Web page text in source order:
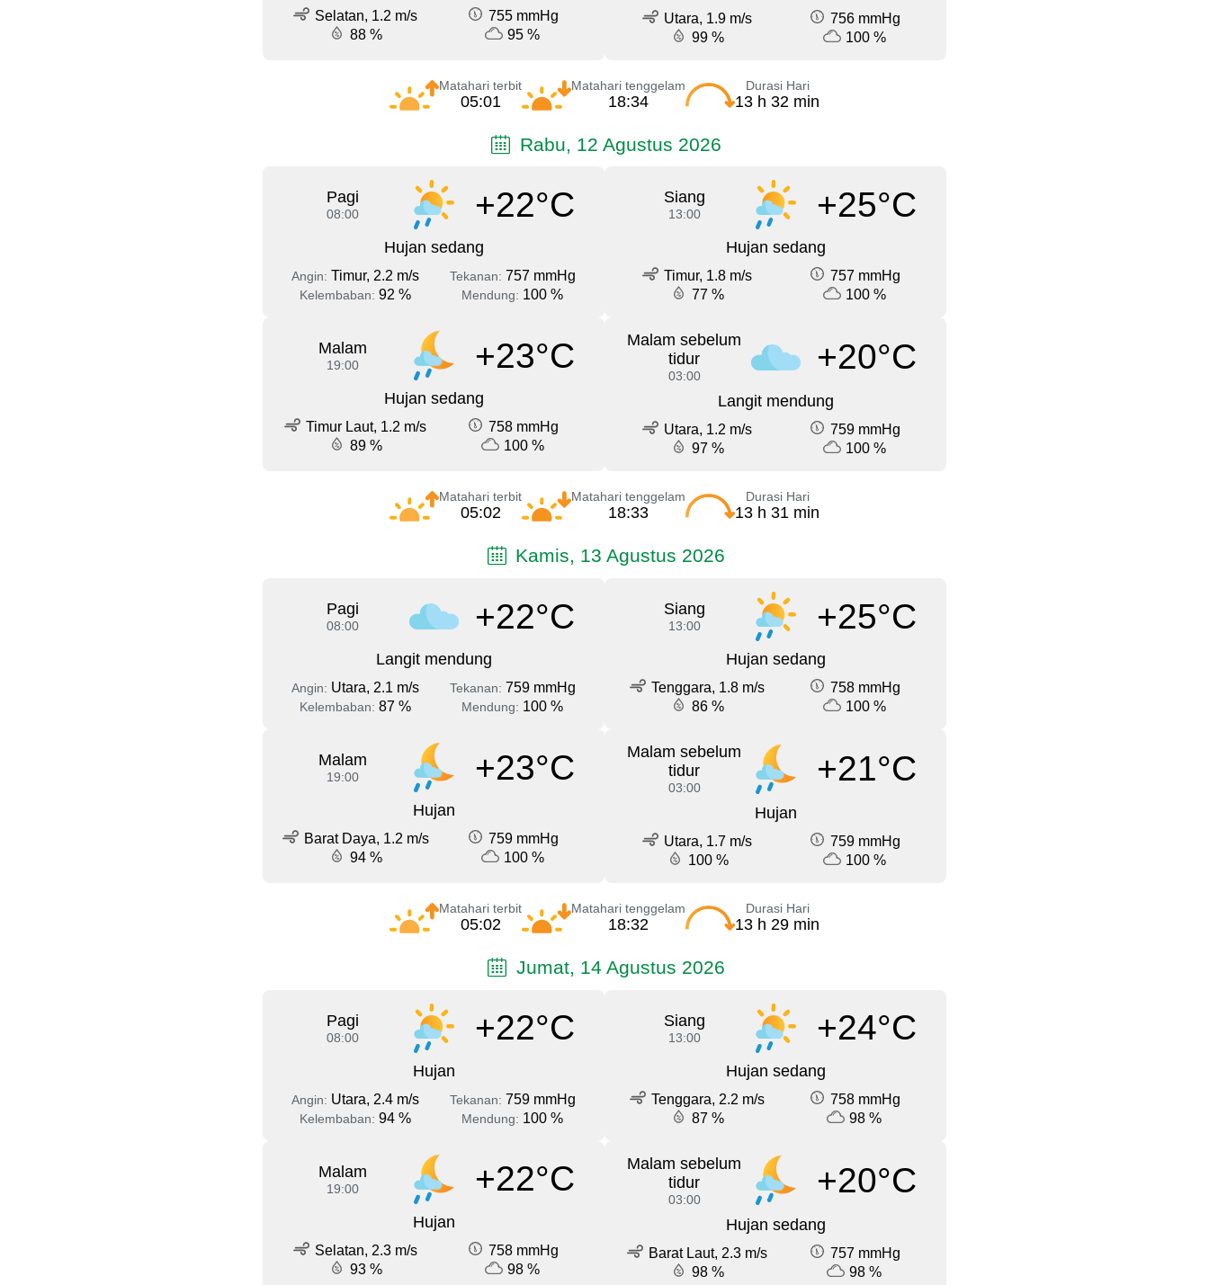
Selatan, 1.2 m/s
755 mmHg
88 %
95 %
Utara, 1.9 m/s
756 mmHg
99 %
100 %
Matahari terbit
05:01
Matahari tenggelam
18:34
Durasi Hari
13 h 32 min
Rabu, 12 Agustus 2026
Pagi
08:00 +22°C
Hujan sedang
Angin: Timur, 2.2 m/s Tekanan: 757 mmHg
Kelembaban: 92 % Mendung: 100 %
Siang
13:00 +25°C
Hujan sedang
Timur, 1.8 m/s
757 mmHg
77 %
100 %
Malam
19:00 +23°C
Hujan sedang
Timur Laut, 1.2 m/s
758 mmHg
89 %
100 %
Malam sebelum
tidur
03:00 +20°C
Langit mendung
Utara, 1.2 m/s
759 mmHg
97 %
100 %
Matahari terbit
05:02
Matahari tenggelam
18:33
Durasi Hari
13 h 31 min
Kamis, 13 Agustus 2026
Pagi
08:00 +22°C
Langit mendung
Angin: Utara, 2.1 m/s Tekanan: 759 mmHg
Kelembaban: 87 % Mendung: 100 %
Siang
13:00 +25°C
Hujan sedang
Tenggara, 1.8 m/s
758 mmHg
86 %
100 %
Malam
19:00 +23°C
Hujan
Barat Daya, 1.2 m/s
759 mmHg
94 %
100 %
Malam sebelum
tidur
03:00 +21°C
Hujan
Utara, 1.7 m/s
759 mmHg
100 %
100 %
Matahari terbit
05:02
Matahari tenggelam
18:32
Durasi Hari
13 h 29 min
Jumat, 14 Agustus 2026
Pagi
08:00 +22°C
Hujan
Angin: Utara, 2.4 m/s Tekanan: 759 mmHg
Kelembaban: 94 % Mendung: 100 %
Siang
13:00 +24°C
Hujan sedang
Tenggara, 2.2 m/s
758 mmHg
87 %
98 %
Malam
19:00 +22°C
Hujan
Selatan, 2.3 m/s
758 mmHg
93 %
98 %
Malam sebelum
tidur
03:00 +20°C
Hujan sedang
Barat Laut, 2.3 m/s
757 mmHg
98 %
98 %